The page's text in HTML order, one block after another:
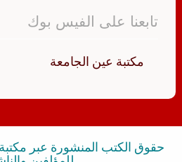
تابعنا على الفيس بوك
‏مكتبة عين الجامعة‏
حقوق الكتب المنشورة عبر